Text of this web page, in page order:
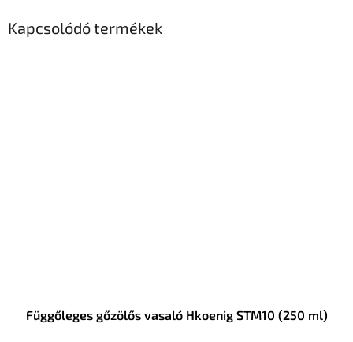
Kapcsolódó termékek
Függőleges gőzölős vasaló Hkoenig STM10 (250 ml)